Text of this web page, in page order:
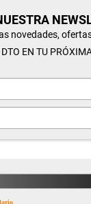
novedades,
DTO EN TU